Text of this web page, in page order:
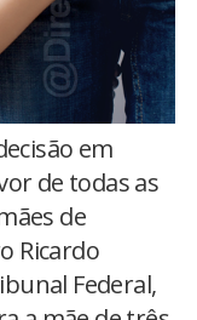
em
de todas as
de
Ricardo
Federal,